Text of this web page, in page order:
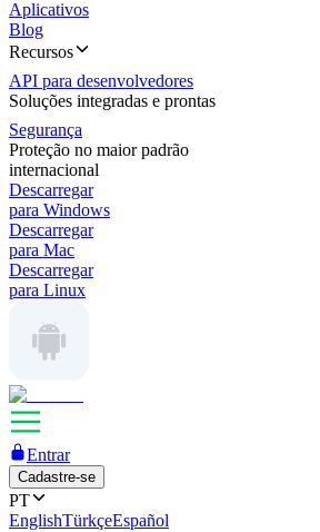
Aplicativos
Blog
Recursos
API para desenvolvedores
Soluções integradas e prontas
Segurança
Proteção no maior padrão
internacional
Descarregar
para Windows
Descarregar
para Mac
Descarregar
para Linux
Entrar
Cadastre-se
PT
EnglishTürkçeEspañol